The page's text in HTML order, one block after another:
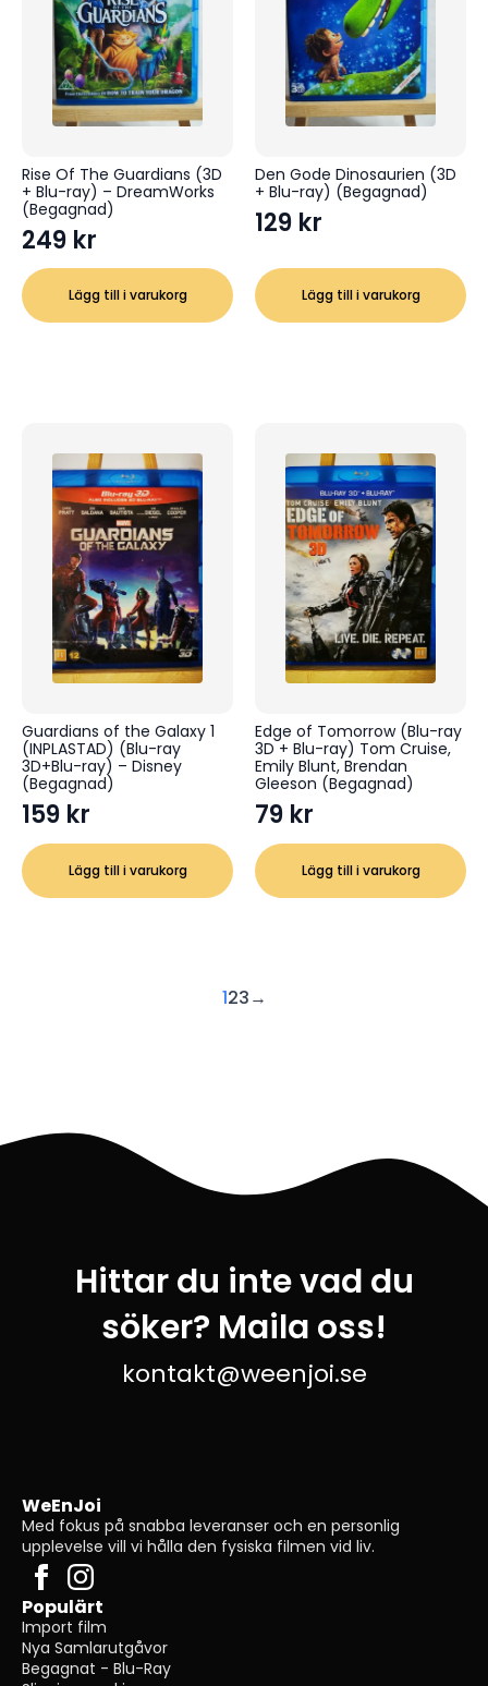
Rise Of The Guardians (3D
+ Blu-ray) – DreamWorks
(Begagnad)
249 kr
Lägg till i varukorg
Den Gode Dinosaurien (3D
+ Blu-ray) (Begagnad)
129 kr
Lägg till i varukorg
Guardians of the Galaxy 1
(INPLASTAD) (Blu-ray
3D+Blu-ray) – Disney
(Begagnad)
159 kr
Lägg till i varukorg
Edge of Tomorrow (Blu-ray
3D + Blu-ray) Tom Cruise,
Emily Blunt, Brendan
Gleeson (Begagnad)
79 kr
Lägg till i varukorg
123→
Hittar du inte vad du
söker? Maila oss!
kontakt@weenjoi.se
WeEnJoi
Med fokus på snabba leveranser och en personlig
upplevelse vill vi hålla den fysiska filmen vid liv.
Populärt
Import film
Nya Samlarutgåvor
Begagnat - Blu-Ray